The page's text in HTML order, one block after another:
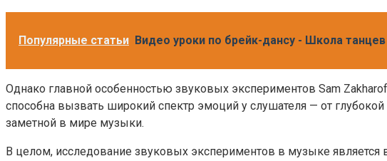
Популярные статьи Видео уроки по брейк-дансу - Школа
Однако главной особенностью звуковых экспериментов Sam
способна вызвать широкий спектр эмоций у слушателя — от
заметной в мире музыки.
В целом, исследование звуковых экспериментов в музыке